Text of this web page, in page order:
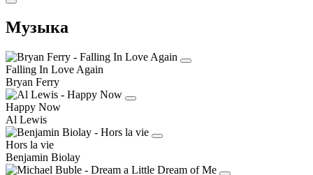
Музыка
Falling In Love Again
Bryan Ferry
Happy Now
Al Lewis
Hors la vie
Benjamin Biolay